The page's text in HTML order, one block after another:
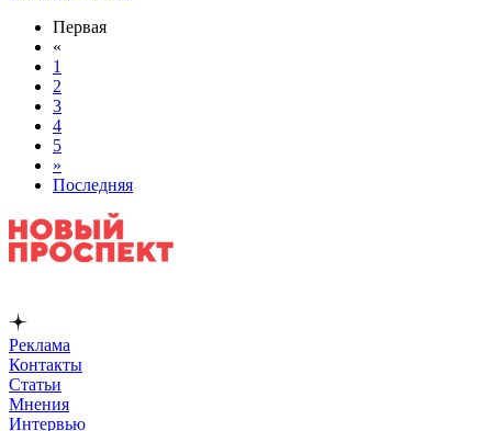
Первая
«
1
2
3
4
5
»
Последняя
Реклама
Контакты
Статьи
Мнения
Интервью